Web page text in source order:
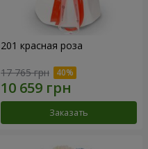
201 красная роза
17 765 грн
Заказать